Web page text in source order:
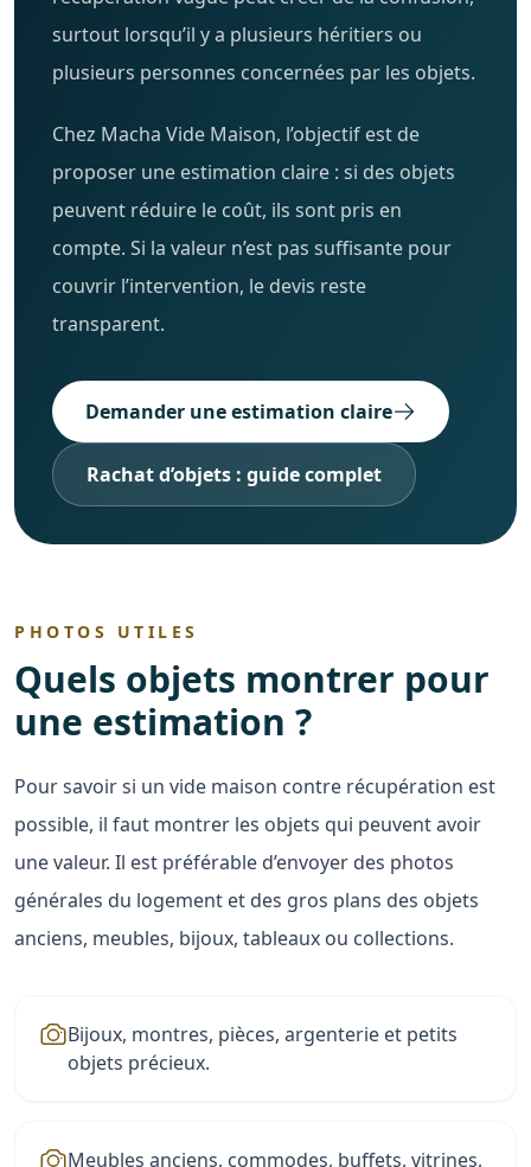
surtout lorsqu’il y a plusieurs héritiers ou
plusieurs personnes concernées par les objets.
Chez Macha Vide Maison, l’objectif est de
proposer une estimation claire : si des objets
peuvent réduire le coût, ils sont pris en
compte. Si la valeur n’est pas suffisante pour
couvrir l’intervention, le devis reste
transparent.
Demander une estimation claire
Rachat d’objets : guide complet
PHOTOS UTILES
Quels objets montrer pour
une estimation ?
Pour savoir si un vide maison contre récupération est
possible, il faut montrer les objets qui peuvent avoir
une valeur. Il est préférable d’envoyer des photos
générales du logement et des gros plans des objets
anciens, meubles, bijoux, tableaux ou collections.
Bijoux, montres, pièces, argenterie et petits
objets précieux.
Meubles anciens, commodes, buffets, vitrines,